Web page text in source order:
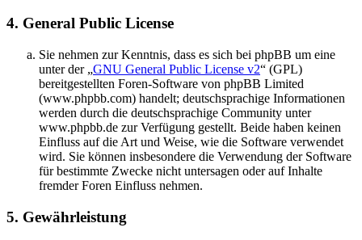
4. General Public License
Sie nehmen zur Kenntnis, dass es sich bei phpBB um eine
unter der „GNU General Public License v2“ (GPL)
bereitgestellten Foren-Software von phpBB Limited
(www.phpbb.com) handelt; deutschsprachige Informationen
werden durch die deutschsprachige Community unter
www.phpbb.de zur Verfügung gestellt. Beide haben keinen
Einfluss auf die Art und Weise, wie die Software verwendet
wird. Sie können insbesondere die Verwendung der Software
für bestimmte Zwecke nicht untersagen oder auf Inhalte
fremder Foren Einfluss nehmen.
5. Gewährleistung